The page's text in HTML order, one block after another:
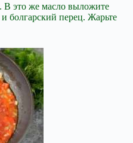
В это же масло выложите
болгарский перец. Жарьте